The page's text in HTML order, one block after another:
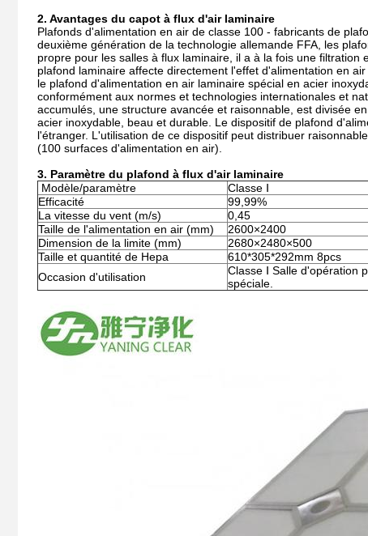
2. Avantages du capot à flux d'air laminaire
Plafonds d'alimentation en air de classe 100 - fabricants de
deuxième génération de la technologie allemande FFA, les
propre pour les salles à flux laminaire, il a à la fois une
plafond laminaire affecte directement l'effet d'alimentation en
le plafond d'alimentation en air laminaire spécial en acier
conformément aux normes et technologies internationales et
accumulés, une structure avancée et raisonnable, est divisée
acier inoxydable, beau et durable. Le dispositif de plafond
l'étranger. L'utilisation de ce dispositif peut distribuer
(100 surfaces d'alimentation en air).
3. Paramètre du plafond à flux d'air laminaire
Modèle/paramètre
Classe Ⅰ
Efficacité
99,99%
La vitesse du vent (m/s)
0,45
Taille de l'alimentation en air (mm)
2600×2400
Dimension de la limite (mm)
2680×2480×500
Taille et quantité de Hepa
610*305*292mm 8pcs
Occasion d'utilisation
Classe Ⅰ Salle d'opération
spéciale.